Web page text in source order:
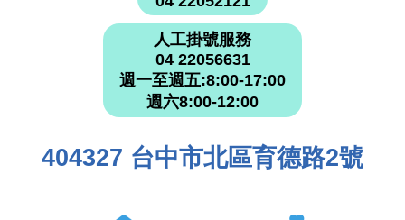
人工掛號服務
04 22056631
週一至週五:8:00-17:00
週六8:00-12:00
404327 台中市北區育德路2號